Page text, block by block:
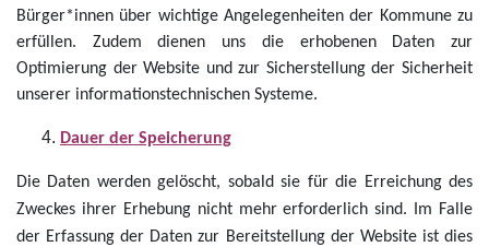
Bürger*innen über wichtige Angelegenheiten der Kommune zu
erfüllen. Zudem dienen uns die erhobenen Daten zur
Optimierung der Website und zur Sicherstellung der Sicherheit
unserer informationstechnischen Systeme.
Dauer der Speicherung
Die Daten werden gelöscht, sobald sie für die Erreichung des
Zweckes ihrer Erhebung nicht mehr erforderlich sind. Im Falle
der Erfassung der Daten zur Bereitstellung der Website ist dies